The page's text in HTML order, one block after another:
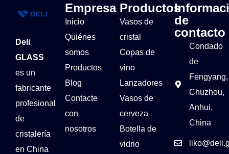
Deli
GLASS
es un
fabricante
profesional
de
cristalería
en China
Empresa
Inicio
Quiénes
somos
Productos
Blog
Contacte
con
nosotros
Productos
Vasos de
cristal
Copas de
vino
Lanzadores
Vasos de
cerveza
Botella de
vidrio
de
contacto
Condado
de
Fengyang,
Chuzhou,
Anhui,
China